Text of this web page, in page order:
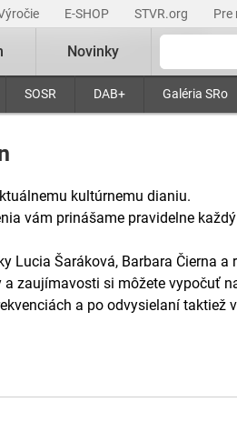
E-SHOP STVR.org Pre
SOSR DAB+ Galéria SRo
Novinky
kultúrnemu dianiu.
vám prinášame pravidelne
Lucia Šaráková, Barbara Čierna a
zaujímavosti si môžete vypočuť
a po odvysielaní taktiež